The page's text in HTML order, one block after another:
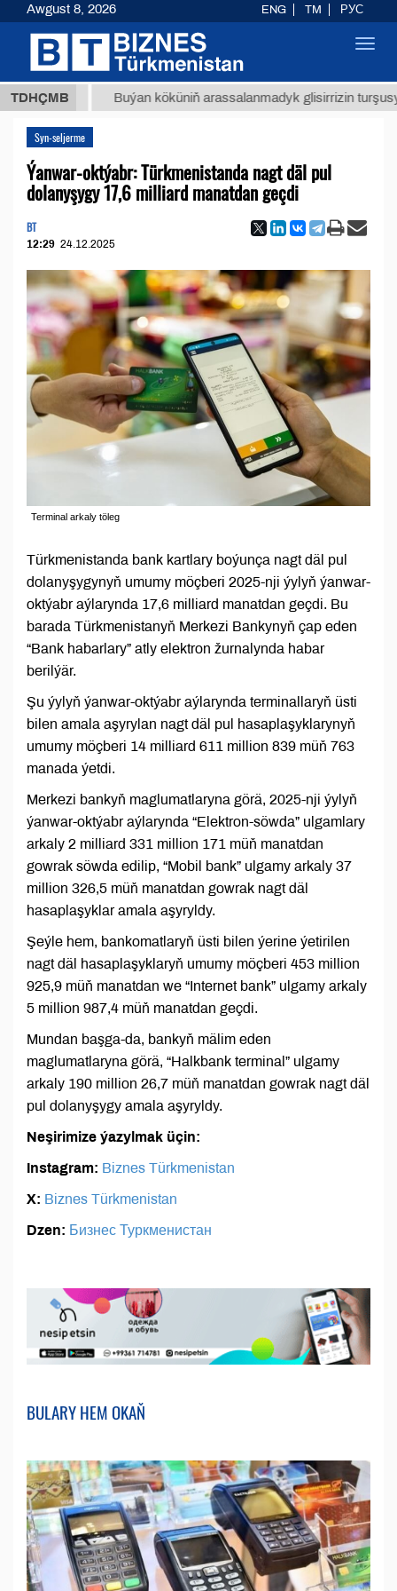
TDHÇMB Buýan köküniň arassalanmadyk glisirrizin turşusy (t.)
Syn-seljerme
Ýanwar-oktýabr: Türkmenistanda nagt däl pul
dolanyşygy 17,6 milliard manatdan geçdi
BT
12:29 24.12.2025
Terminal arkaly töleg
Türkmenistanda bank kartlary boýunça nagt däl pul
dolanyşygynyň umumy möçberi 2025-nji ýylyň ýanwar-
oktýabr aýlarynda 17,6 milliard manatdan geçdi. Bu
barada Türkmenistanyň Merkezi Bankynyň çap eden
“Bank habarlary” atly elektron žurnalynda habar
berilýär.
Şu ýylyň ýanwar-oktýabr aýlarynda terminallaryň üsti
bilen amala aşyrylan nagt däl pul hasaplaşyklarynyň
umumy möçberi 14 milliard 611 million 839 müň 763
manada ýetdi.
Merkezi bankyň maglumatlaryna görä, 2025-nji ýylyň
ýanwar-oktýabr aýlarynda “Elektron-söwda” ulgamlary
arkaly 2 milliard 331 million 171 müň manatdan
gowrak söwda edilip, “Mobil bank” ulgamy arkaly 37
million 326,5 müň manatdan gowrak nagt däl
hasaplaşyklar amala aşyryldy.
Şeýle hem, bankomatlaryň üsti bilen ýerine ýetirilen
nagt däl hasaplaşyklaryň umumy möçberi 453 million
925,9 müň manatdan we “Internet bank” ulgamy arkaly
5 million 987,4 müň manatdan geçdi.
Mundan başga-da, bankyň mälim eden
maglumatlaryna görä, “Halkbank terminal” ulgamy
arkaly 190 million 26,7 müň manatdan gowrak nagt däl
pul dolanyşygy amala aşyryldy.
Neşirimize ýazylmak üçin:
Instagram: Biznes Türkmenistan
X: Biznes Türkmenistan
Dzen: Бизнес Туркменистан
BULARY HEM OKAŇ
Awgust 8, 2026 ENG TM РУС